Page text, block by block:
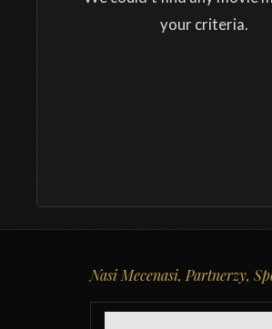
your criteria.
Nasi Mecenasi, Partnerzy,